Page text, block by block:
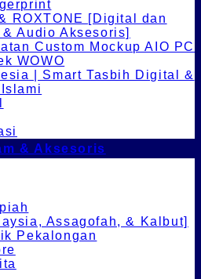
ROXTONE [Digital dan
Audio Aksesoris]
Custom Mockup AIO PC
WOWO
| Smart Tasbih Digital &
& Aksesoris
Assagofah, & Kalbut]
Pekalongan